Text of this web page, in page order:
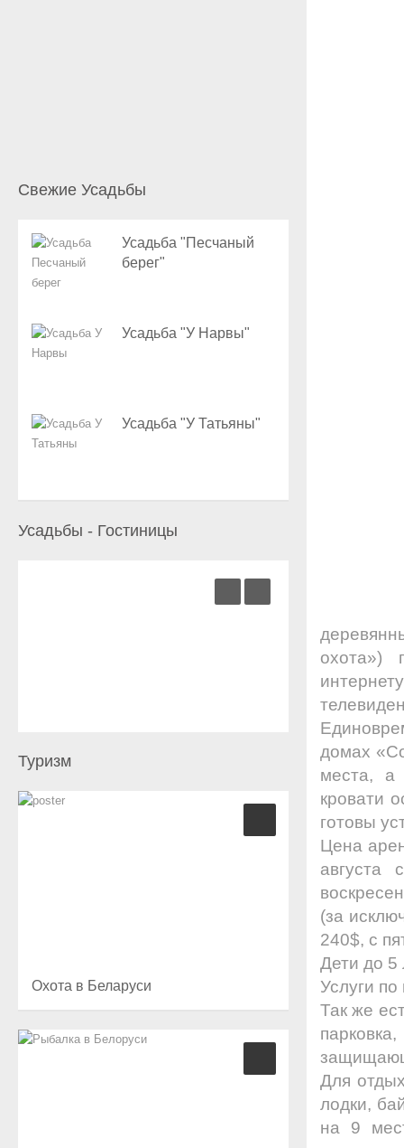
охота»)
домах
места, а
кровати
готовы
Цена
августа
(за
240$, с
Дети до 5
Услуги
Так же
Для
лодки,
на 9
Свежие Усадьбы
Усадьба "Песчаный
берег"
Усадьба "У Нарвы"
Усадьба "У Татьяны"
Усадьбы - Гостиницы
Туризм
Охота в Беларуси